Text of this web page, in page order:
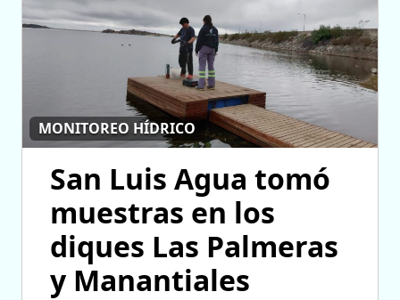
MONITOREO HÍDRICO
San Luis Agua tomó
muestras en los
diques Las Palmeras
y Manantiales